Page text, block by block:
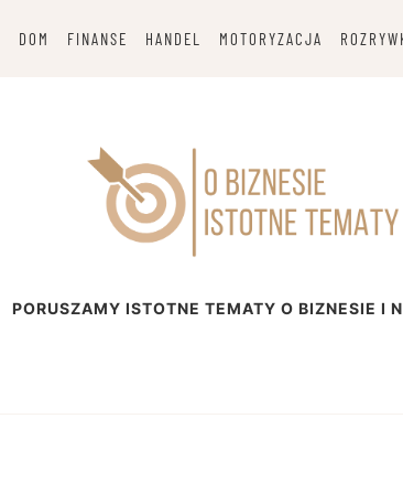
DOM FINANSE HANDEL MOTORYZACJA
PORUSZAMY ISTOTNE TEMATY O BIZNESIE I